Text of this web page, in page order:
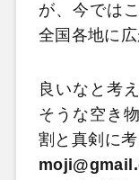
が、今では
全国各地に
良いなと考
そうな空き
割と真剣に